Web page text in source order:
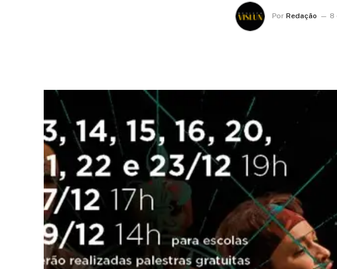
Por Redação 8